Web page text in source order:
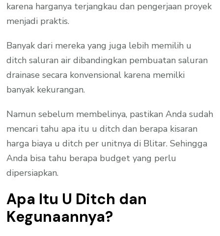
karena harganya terjangkau dan pengerjaan proyek
menjadi praktis.
Banyak dari mereka yang juga lebih memilih u
ditch saluran air dibandingkan pembuatan saluran
drainase secara konvensional karena memilki
banyak kekurangan.
Namun sebelum membelinya, pastikan Anda sudah
mencari tahu apa itu u ditch dan berapa kisaran
harga biaya u ditch per unitnya di Blitar. Sehingga
Anda bisa tahu berapa budget yang perlu
dipersiapkan.
Apa Itu U Ditch dan
Kegunaannya?